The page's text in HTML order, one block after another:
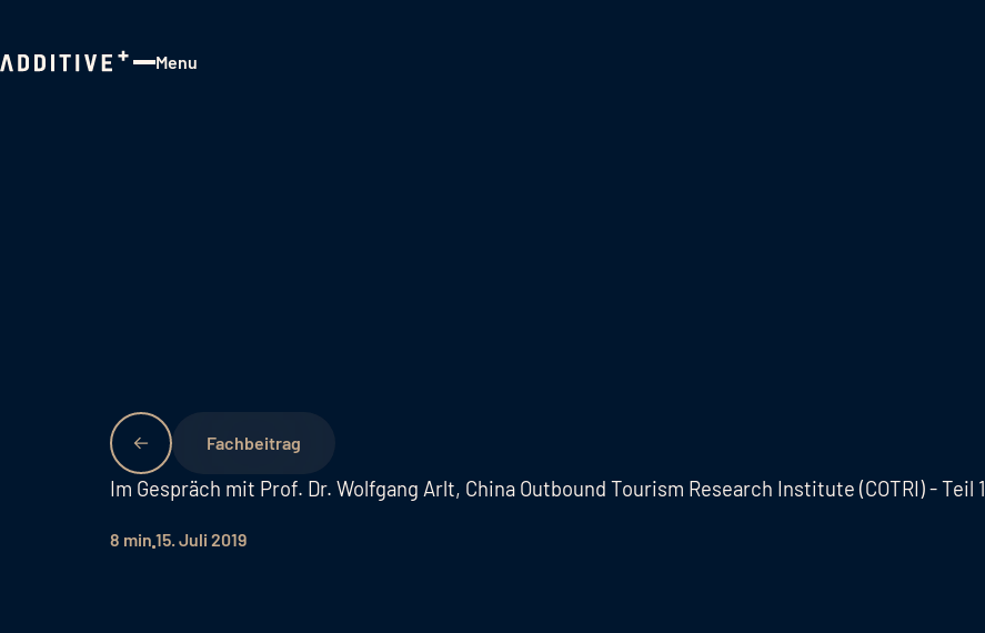
Menu
Fachbeitrag
Im Gespräch mit Prof. Dr. Wolfgang Arlt, China Outbound Tourism Research Institute (COTRI) - Teil 1
8 min 15. Juli 2019